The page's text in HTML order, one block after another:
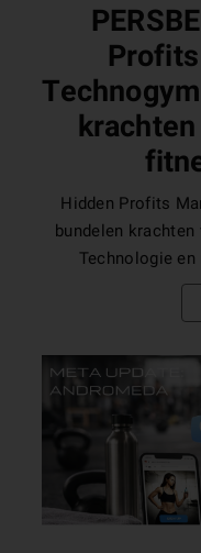
Hidden Profits
bundelen
Technologie